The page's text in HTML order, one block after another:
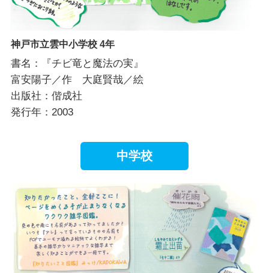
神戸市立雲中小学校 4年
書名：『チビ竜と魔法の実』
富安陽子／作 大庭賢哉／絵
出版社：偕成社
発行年：2003
中学校